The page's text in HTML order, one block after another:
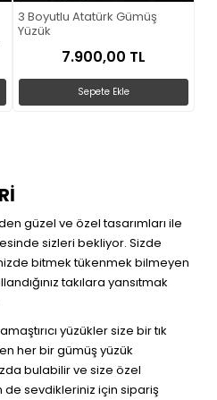
3 Boyutlu Atatürk Gümüş
Yüzük
7.900,00 TL
Sepete Ekle
güzel ve özel tasarımları ile
sizleri bekliyor. Sizde
bitmek tükenmek bilmeyen
takılara yansıtmak
yüzükler size bir tık
her bir gümüş yüzük
bulabilir ve size özel
sevdikleriniz için sipariş